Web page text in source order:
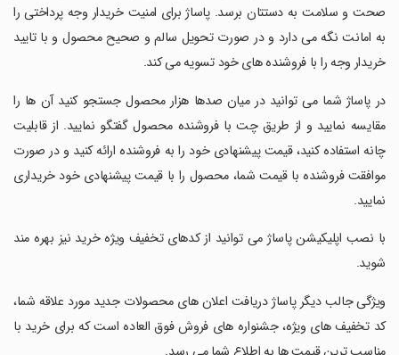
صحت و سلامت به دستتان برسد. پاساژ برای امنیت خریدار وجه پرداختی را
به امانت نگه می دارد و در صورت تحویل سالم و صحیح محصول و با تایید
خریدار وجه را با فروشنده های خود تسویه می کند.
‏‏‏در پاساژ شما می توانید در میان صدها هزار محصول جستجو کنید آن ها را
مقایسه نمایید و از طریق چت با فروشنده محصول گفتگو نمایید. از قابلیت
چانه استفاده کنید، قیمت پیشنهادی خود را به فروشنده ارائه کنید و در صورت
موافقت فروشنده با قیمت شما، محصول را با قیمت پیشنهادی خود خریداری
نمایید.
‏‏‏با نصب اپلیکیشن پاساژ می توانید از کدهای تخفیف ویژه خرید نیز بهره مند
شوید.
‏‏‏ویژگی جالب دیگر پاساژ دریافت اعلان های محصولات جدید مورد علاقه شما،
کد تخفیف های ویژه، جشنواره های فروش فوق العاده است که برای خرید با